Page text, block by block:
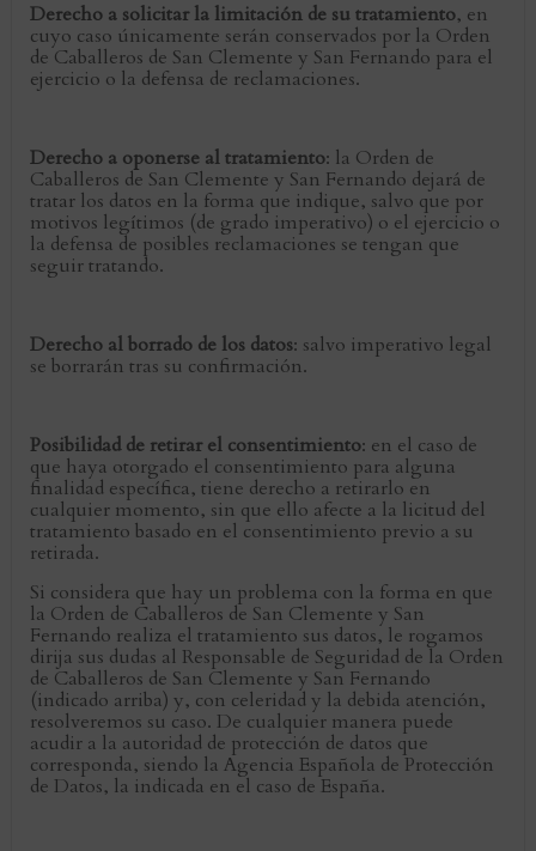
Derecho a solicitar la limitación de su tratamiento, en
cuyo caso únicamente serán conservados por la Orden
de Caballeros de San Clemente y San Fernando para el
ejercicio o la defensa de reclamaciones.
Derecho a oponerse al tratamiento: la Orden de
Caballeros de San Clemente y San Fernando dejará de
tratar los datos en la forma que indique, salvo que por
motivos legítimos (de grado imperativo) o el ejercicio o
la defensa de posibles reclamaciones se tengan que
seguir tratando.
Derecho al borrado de los datos: salvo imperativo legal
se borrarán tras su confirmación.
Posibilidad de retirar el consentimiento: en el caso de
que haya otorgado el consentimiento para alguna
finalidad específica, tiene derecho a retirarlo en
cualquier momento, sin que ello afecte a la licitud del
tratamiento basado en el consentimiento previo a su
retirada.
Si considera que hay un problema con la forma en que
la Orden de Caballeros de San Clemente y San
Fernando realiza el tratamiento sus datos, le rogamos
dirija sus dudas al Responsable de Seguridad de la Orden
de Caballeros de San Clemente y San Fernando
(indicado arriba) y, con celeridad y la debida atención,
resolveremos su caso. De cualquier manera puede
acudir a la autoridad de protección de datos que
corresponda, siendo la Agencia Española de Protección
de Datos, la indicada en el caso de España.